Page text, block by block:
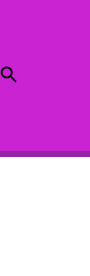
Buscar